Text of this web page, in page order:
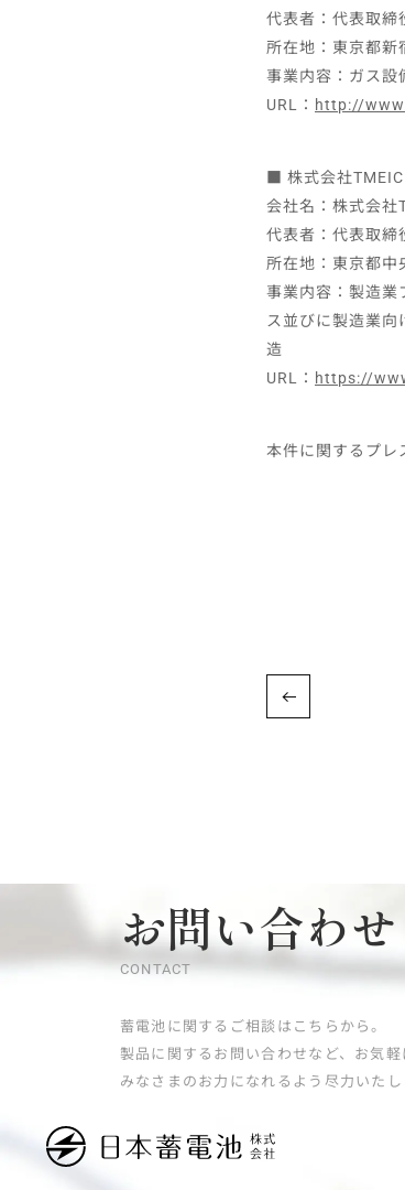
代表者：代表取
所在地：東京都新
事業内容：ガス設
URL： http://
■ 株式会社TMEIC
会社名：株式会社
代表者：代表取
所在地：東京都中
事業内容：製造業
ス並びに製造業
造
URL： https://
本件に関するプレ
お問い合わせ
CONTACT
蓄電池に関するご相談はこちらから。
製品に関するお問い合わせなど、お気軽
みなさまのお力になれるよう尽力いたし